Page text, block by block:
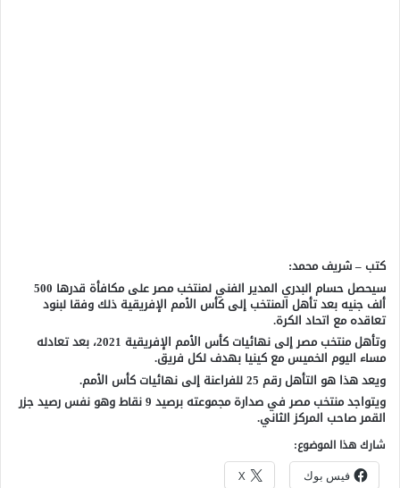
كتب – شريف محمد:
سيحصل حسام البدري المدير الفني لمنتخب مصر على مكافأة قدرها 500
ألف جنيه بعد تأهل المنتخب إلى كأس الأمم الإفريقية ذلك وفقا لبنود
تعاقده مع اتحاد الكرة.
وتأهل منتخب مصر إلى نهائيات كأس الأمم الإفريقية 2021، بعد تعادله
مساء اليوم الخميس مع كينيا بهدف لكل فريق.
ويعد هذا هو التأهل رقم 25 للفراعنة إلى نهائيات كأس الأمم.
ويتواجد منتخب مصر في صدارة مجموعته برصيد 9 نقاط وهو نفس رصيد جزر
القمر صاحب المركز الثاني.
شارك هذا الموضوع:
فيس بوك X